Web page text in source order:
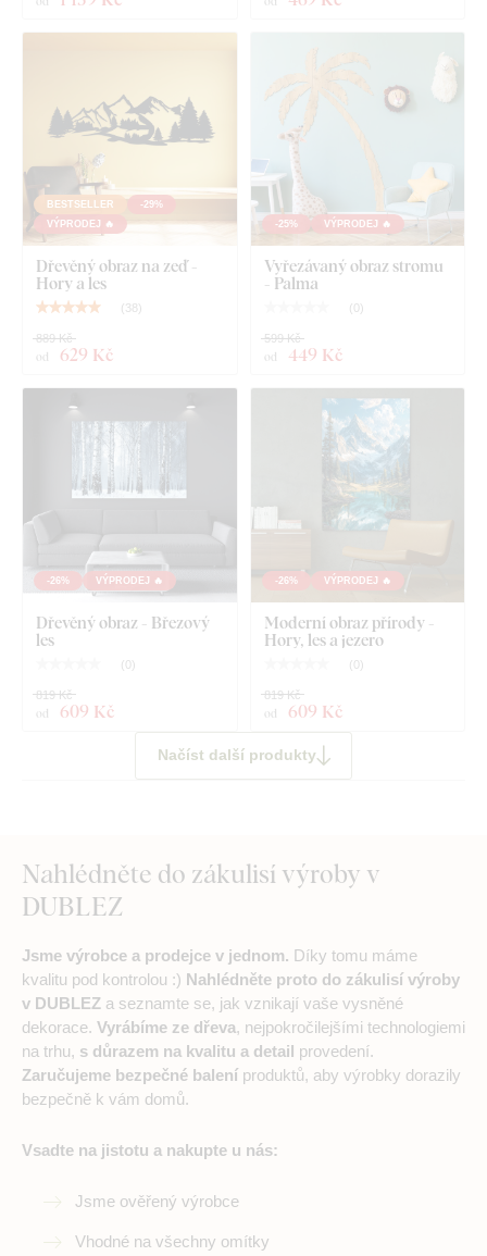
Dřevěný obraz stromu na zeď
BESTSELLER
-29%
VÝPRODEJ 🔥
Dřevěný obraz na zeď -
Hory a les
( 38 )
od 629 Kč
889 Kč
-25% VÝPRODEJ 🔥
Vyřezávaný obraz stromu
- Palma
( 0 )
od 449 Kč
599 Kč
-26% VÝPRODEJ 🔥
Dřevěný obraz - Březový
les
( 0)
od 609 Kč
819 Kč
-26% VÝPRODEJ 🔥
Moderní obraz přírody -
Hory, les a jezero
( 0)
od 609 Kč
819 Kč
Načíst další produkty
Nahlédněte do zákulisí výroby v
DUBLEZ
Jsme výrobce a prodejce v jednom. Díky tomu máme
kvalitu pod kontrolou :) Nahlédněte proto do zákulisí výroby
v DUBLEZ a seznamte se, jak vznikají vaše vysněné
dekorace. Vyrábíme ze dřeva, nejpokročilejšími technologiemi
na trhu, s důrazem na kvalitu a detail provedení.
Zaručujeme bezpečné balení produktů, aby výrobky dorazily
bezpečně k vám domů.
Vsadte na jistotu a nakupte u nás:
Jsme ověřený výrobce
Vhodné na všechny omítky